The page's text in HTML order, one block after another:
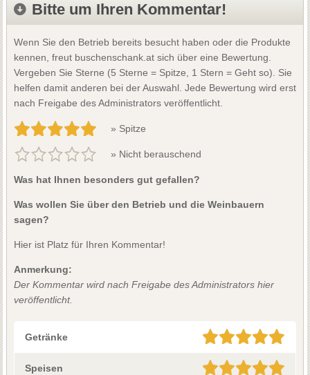
Bitte um Ihren Kommentar!
Wenn Sie den Betrieb bereits besucht haben oder die Produkte
kennen, freut buschenschank.at sich über eine Bewertung.
Vergeben Sie Sterne (5 Sterne = Spitze, 1 Stern = Geht so). Sie
helfen damit anderen bei der Auswahl. Jede Bewertung wird erst
nach Freigabe des Administrators veröffentlicht.
» Spitze
» Nicht berauschend
Was hat Ihnen besonders gut gefallen?
Was wollen Sie über den Betrieb und die Weinbauern
sagen?
Hier ist Platz für Ihren Kommentar!
Anmerkung:
Der Kommentar wird nach Freigabe des Administrators hier
veröffentlicht.
Getränke
Speisen